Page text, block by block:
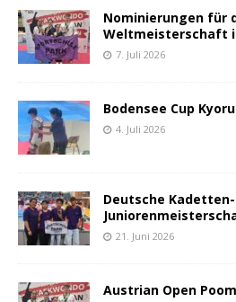
Nominierungen für
Weltmeisterschaft
7. Juli 2026
Bodensee Cup
4. Juli 2026
Deutsche
21. Juni 2026
Austrian Open